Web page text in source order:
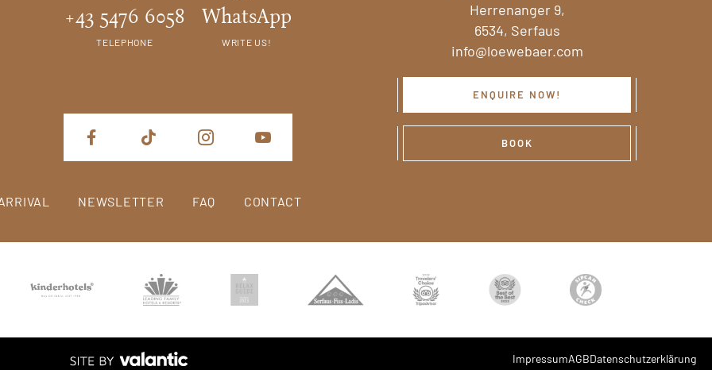
+43 5476 6058
TELEPHONE
WhatsApp
WRITE US!
Herrenanger 9,
6534, Serfaus
info@loewebaer.com
ENQUIRE NOW!
BOOK
NEWSLETTER FAQ CONTACT
ImpressumAGBDatenschutzerklärung